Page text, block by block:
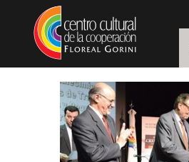
Pasar al contenido principal
Jump to main content